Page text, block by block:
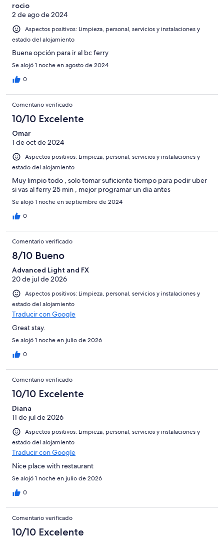
rocio
2 de ago de 2024
Aspectos positivos: Limpieza, personal, servicios y instalaciones y
estado del alojamiento
Buena opción para ir al bc ferry
Se alojó 1 noche en agosto de 2024
0
Comentario verificado
10/10 Excelente
Omar
1 de oct de 2024
Aspectos positivos: Limpieza, personal, servicios y instalaciones y
estado del alojamiento
Muy limpio todo , solo tomar suficiente tiempo para pedir uber
si vas al ferry 25 min , mejor programar un dia antes
Se alojó 1 noche en septiembre de 2024
0
Comentario verificado
8/10 Bueno
Advanced Light and FX
20 de jul de 2026
Aspectos positivos: Limpieza, personal, servicios y instalaciones y
estado del alojamiento
Traducir con Google
Great stay.
Se alojó 1 noche en julio de 2026
0
Comentario verificado
10/10 Excelente
Diana
11 de jul de 2026
Aspectos positivos: Limpieza, personal, servicios y instalaciones y
estado del alojamiento
Traducir con Google
Nice place with restaurant
Se alojó 1 noche en julio de 2026
0
Comentario verificado
10/10 Excelente